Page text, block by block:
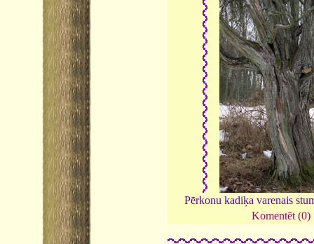
Pērkonu kadiķa varenais
Komentēt (0)